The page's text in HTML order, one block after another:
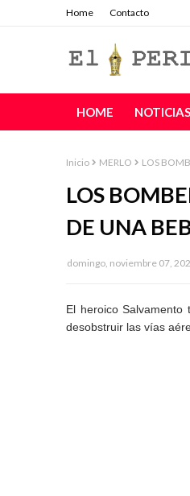
Home Contacto
HOME NOTICIAS
Inicio MERLO LOS
LOS
DE UNA
domingo, noviembre 07,
El heroico
desobstruir las vías